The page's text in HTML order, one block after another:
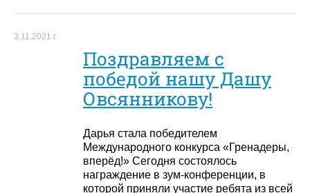
3.11.2021 г.
Поздравляем с
победой нашу Дашу
Овсянникову!
Дарья стала победителем
Международного конкурса «Гренадеры,
вперёд!» Сегодня состоялось
награждение в зум-конференции, в
которой приняли участие ребята из всей